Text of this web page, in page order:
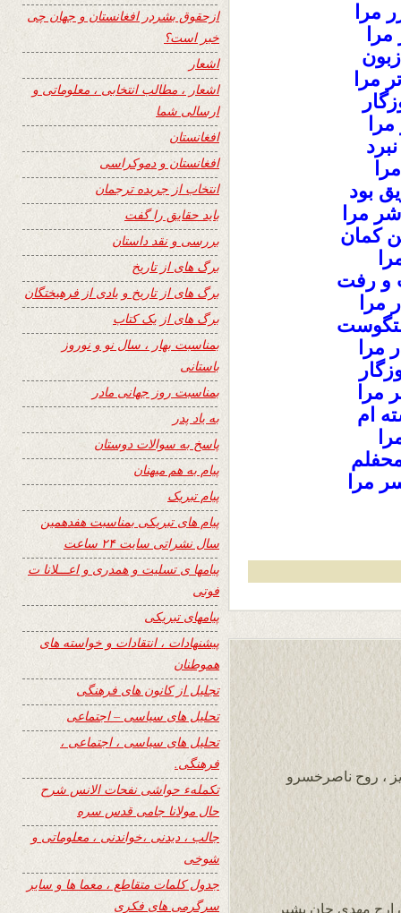
مرا
مرا
بود
مرا
کمان
و رفت
ام
مرا
، روح ناصرخسرو
ارج مهدی جان بشیر
ازحقوق بشردر افغانستان و جهان چی
خبر است؟
اشعار
اشعار ، مطالب انتخابی ، معلوماتی و
ارسالی شما
افغانستان
افغانستان و دموکراسی
انتخاب از جریده ترجمان
باید حقایق را گفت
بررسی و نقد داستان
برگ های از تاریخ
برگ های از تاریخ و یادی از فرهیختگان
برگ های از یک کتاب
بمناسبت بهار ، سال نو و نوروز
باستانی
بمناسبت روز جهانی مادر
به یاد پدر
پاسخ به سوالات دوستان
پیام به هم میهنان
پیام تبریک
پیام های تبریکی بمناسبت هفدهمین
سال نشراتی سایت ۲۴ ساعت
پیامها ی تسلیت و همدری و اعـــلانا ت
فوتی
پیامهای تبریکی
پیشنهادات ، انتقادات و خواسته های
هموطنان
تجلیل از کانون های فرهنگی
تحلیل های سیاسی – اجتماعی
تحلیل های سیاسی ، اجتماعی ،
فرهنگی.
تکملهء حواشی نفحات الانس شرح
حال مولانا جامی قدس سره
جالب ، دیدنی ،خواندنی ، معلوماتی و
شوخی
جدول کلمات متقاطع ، معما ها و سایر
سرگرمی های فکری